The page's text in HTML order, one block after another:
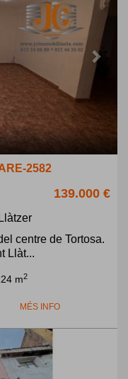
2582
139.000 €
centre de Tortosa.
Llàt...
m2
MÉS INFO